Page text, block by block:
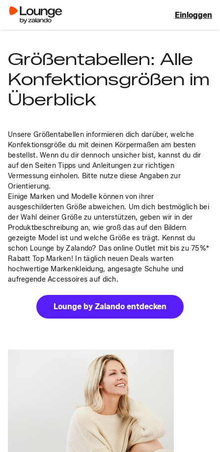
Einloggen
Größentabellen: Alle
Konfektionsgrößen im
Überblick
Unsere Größentabellen informieren dich darüber, welche
Konfektionsgröße du mit deinen Körpermaßen am besten
bestellst. Wenn du dir dennoch unsicher bist, kannst du dir
auf den Seiten Tipps und Anleitungen zur richtigen
Vermessung einholen. Bitte nutze diese Angaben zur
Orientierung.
Einige Marken und Modelle können von ihrer
ausgeschilderten Größe abweichen. Um dich bestmöglich bei
der Wahl deiner Größe zu unterstützen, geben wir in der
Produktbeschreibung an, wie groß das auf den Bildern
gezeigte Model ist und welche Größe es trägt. Kennst du
schon Lounge by Zalando? Das online Outlet mit bis zu 75%*
Rabatt Top Marken! In täglich neuen Deals warten
hochwertige Markenkleidung, angesagte Schuhe und
aufregende Accessoires auf dich.
Lounge by Zalando entdecken